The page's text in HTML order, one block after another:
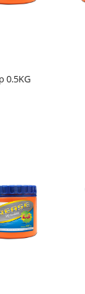
0.5KG